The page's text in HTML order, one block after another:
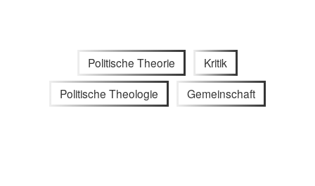
Politische Theorie Kritik
Politische Theologie Gemeinschaft